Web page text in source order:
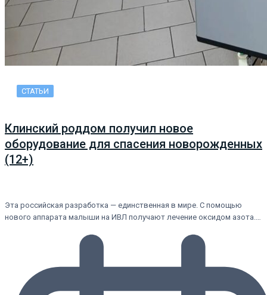
СТАТЬИ
Клинский роддом получил новое
оборудование для спасения новорожденных
(12+)
Эта российская разработка — единственная в мире. С помощью
нового аппарата малыши на ИВЛ получают лечение оксидом азота.…